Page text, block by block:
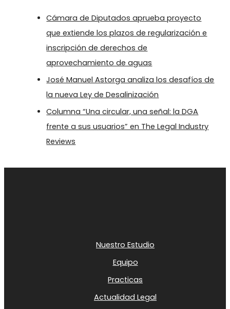
Cámara de Diputados aprueba proyecto
que extiende los plazos de regularización e
inscripción de derechos de
aprovechamiento de aguas
José Manuel Astorga analiza los desafíos de
la nueva Ley de Desalinización
Columna “Una circular, una señal: la DGA
frente a sus usuarios” en The Legal Industry
Reviews
Nuestro Estudio
Equipo
Practicas
Actualidad Legal